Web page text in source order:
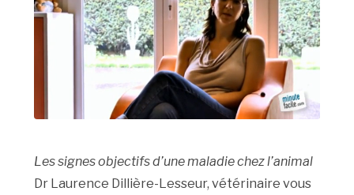
Les signes objectifs d’une maladie chez l’animal
Dr Laurence Dillière-Lesseur, vétérinaire vous